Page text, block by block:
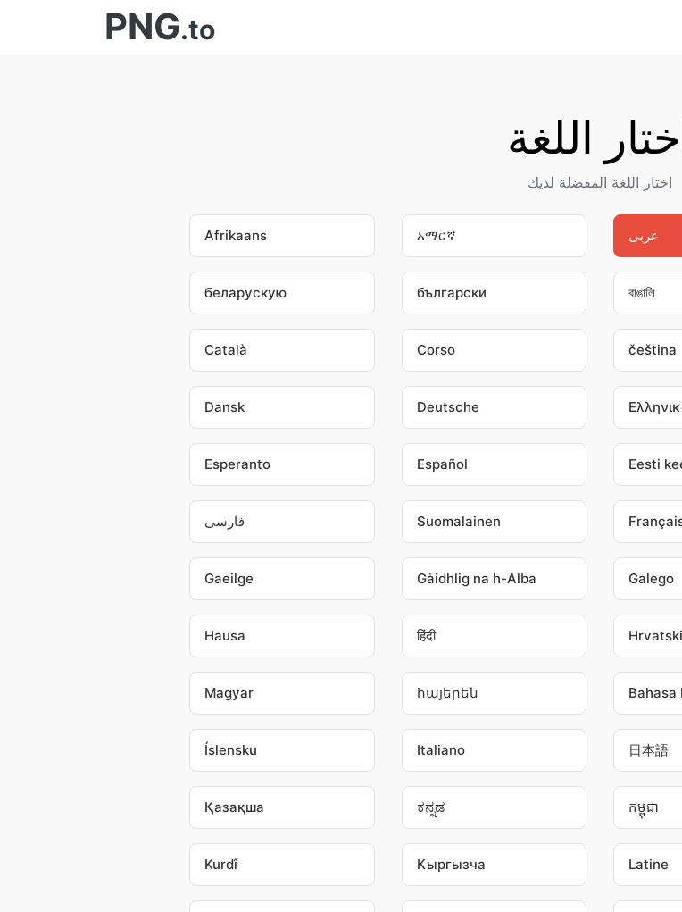
PNG.to
اللغة
اختار اللغة المفضلة لديك
Afrikaans አማርኛ عربى
беларускую български বাঙালি
Català Corso čeština
Dansk Deutsche
Esperanto Español Eesti
فارسی Suomalainen
Gaeilge Gàidhlig na h-Alba Galego
Hausa हिंदी Hrvatski
Magyar հայերեն Bahasa
Íslensku Italiano 日本語
Қазақша ಕನ್ನಡ កម្ពុជា
Kurdî Кыргызча Latine